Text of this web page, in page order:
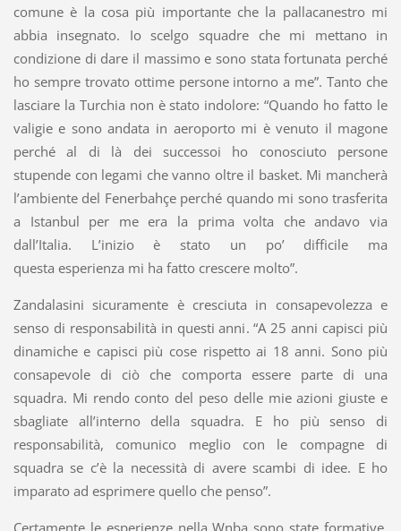
comune è la cosa più importante che la pallacanestro mi
abbia insegnato. Io scelgo squadre che mi mettano in
condizione di dare il massimo e sono stata fortunata perché
ho sempre trovato ottime persone intorno a me”. Tanto che
lasciare la Turchia non è stato indolore: “Quando ho fatto le
valigie e sono andata in aeroporto mi è venuto il magone
perché al di là dei successoi ho conosciuto persone
stupende con legami che vanno oltre il basket. Mi mancherà
l’ambiente del Fenerbahçe perché quando mi sono trasferita
a Istanbul per me era la prima volta che andavo via
dall’Italia. L’inizio è stato un po’ difficile ma
questa esperienza mi ha fatto crescere molto”.
Zandalasini sicuramente è cresciuta in consapevolezza e
senso di responsabilità in questi anni. “A 25 anni capisci più
dinamiche e capisci più cose rispetto ai 18 anni. Sono più
consapevole di ciò che comporta essere parte di una
squadra. Mi rendo conto del peso delle mie azioni giuste e
sbagliate all’interno della squadra. E ho più senso di
responsabilità, comunico meglio con le compagne di
squadra se c’è la necessità di avere scambi di idee. E ho
imparato ad esprimere quello che penso”.